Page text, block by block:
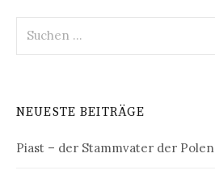
nach:
NEUESTE BEITRÄGE
Piast – der Stammvater der Polen